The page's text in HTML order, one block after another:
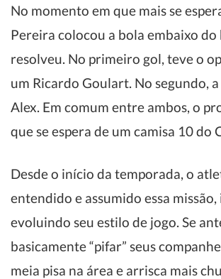
No momento em que mais se
Pereira colocou a bola embaixo do
resolveu. No primeiro gol, teve o
um Ricardo Goulart. No segundo,
Alex. Em comum entre ambos, o
que se espera de um camisa 10 do
Desde o início da temporada, o
entendido e assumido essa
evoluindo seu estilo de jogo. Se
basicamente “pifar” seus
meia pisa na área e arrisca mais